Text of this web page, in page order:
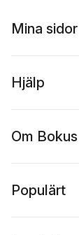
Mina sidor
Hjälp
Om Bokus
Populärt